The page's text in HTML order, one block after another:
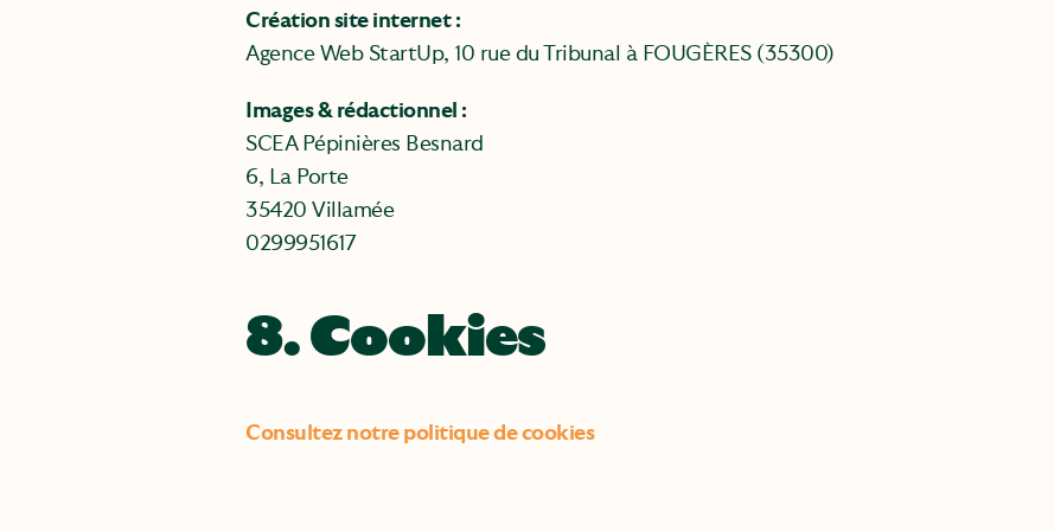
Création site internet :
Agence Web StartUp, 10 rue du Tribunal à FOUGÈRES (35300)
Images & rédactionnel :
SCEA Pépinières Besnard
6, La Porte
35420 Villamée
0299951617
8. Cookies
Consultez notre politique de cookies